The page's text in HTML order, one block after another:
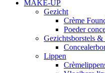
MAKE-UP
Gezicht
Crème
Poeder
Gezichtsborstels &
Lippen